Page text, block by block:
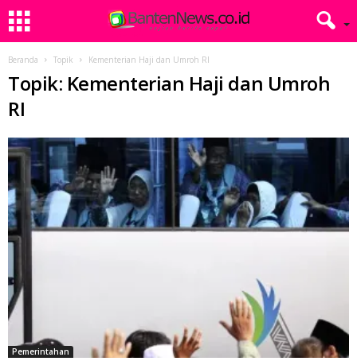
Beranda Topik Kementerian Haji dan Umroh RI
Topik: Kementerian Haji dan Umroh
RI
Pemerintahan